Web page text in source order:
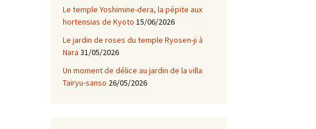
Le temple Yoshimine-dera, la pépite aux
hortensias de Kyoto 15/06/2026
Le jardin de roses du temple Ryosen-ji à
Nara 31/05/2026
Un moment de délice au jardin de la villa
Tairyu-sanso 26/05/2026